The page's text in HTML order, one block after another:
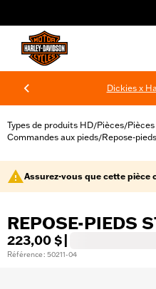
Dickies x
Types de produits HD/Pièces/
Commandes aux pieds/Repose-pieds
Assurez-vous que cette pièce
REPOSE-PIEDS
223,00 $
Référence : 50211-04